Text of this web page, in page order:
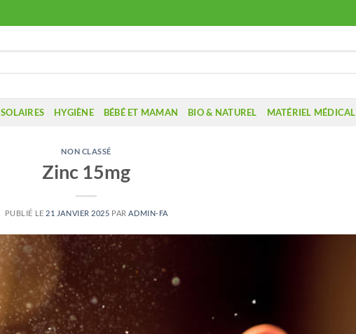
SOLAIRES HYGIÈNE BÉBÉ ET MAMAN BIO & NATUREL MATÉRIEL MÉDICAL
NON CLASSÉ
Zinc 15mg
PUBLIÉ LE 21 JANVIER 2025 PAR ADMIN-FA